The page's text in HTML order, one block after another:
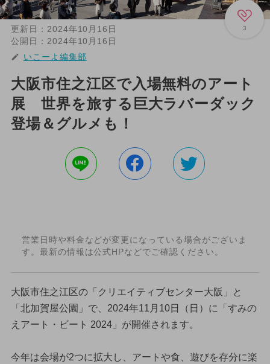
3
更新日： 2024年10月16日
公開日： 2024年10月16日
いこーよ編集部
大阪市住之江区で入場無料のアート
展 世界を旅する巨大ラバーダック
登場＆グルメも！
営業日時や料金などが変更になっている場合がございま
す。最新の情報は公式HPなどでご確認ください。
大阪市住之江区の「クリエイティブセンター大阪」と
「北加賀屋公園」で、2024年11月10日（日）に「すみの
えアート・ビート 2024」が開催されます。
今年は会場が2つに拡大し、アートや食、遊びを存分に楽